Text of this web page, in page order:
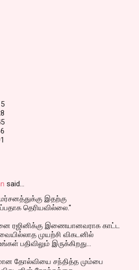
said…
இதற்கு
தெரியவில்லை."
ரஜினிக்கு இணையானவராக காட்ட
முயற்சி விகடனில்
பதிவிலும் இருக்கிறது...
தோல்வியை சந்தித்த மும்பை